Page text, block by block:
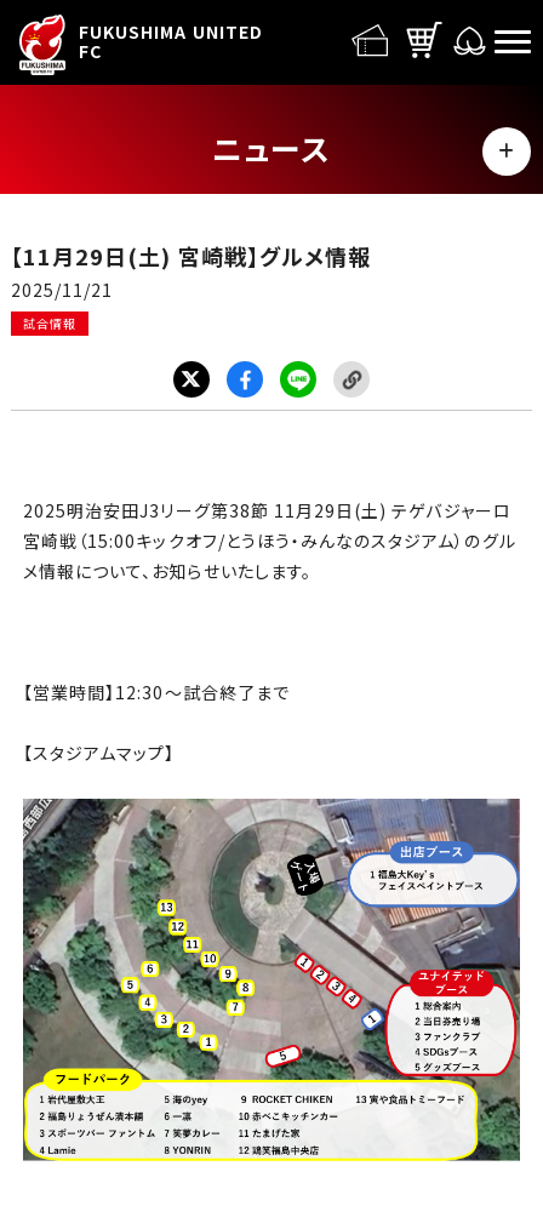
FUKUSHIMA UNITED
FC
ニュース
MENU
イベント
チケット
パートナー
NPO
その他
【11月29日(土) 宮崎戦】グルメ情報
2025/11/21
試合情報
2025明治安田J3リーグ第38節 11月29日(土) テゲバジャーロ
宮崎戦（15:00キックオフ/とうほう・みんなのスタジアム）のグル
メ情報について、お知らせいたします。
【営業時間】12:30〜試合終了まで
【スタジアムマップ】